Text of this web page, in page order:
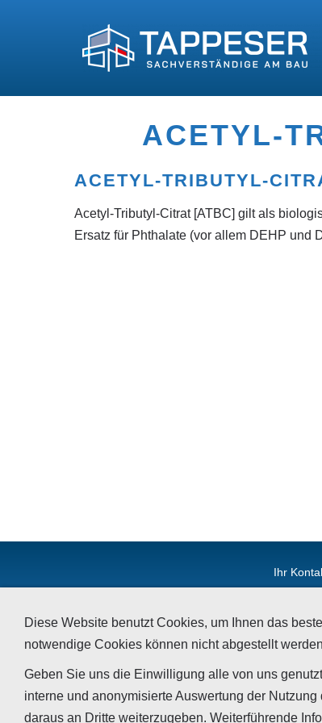
ACETYL-
ACETYL-TRIBUTYL-
Acetyl-Tributyl-Citrat [ATBC] gilt als
Ersatz für Phthalate (vor allem DEHP und
Ihr
Diese Website benutzt Cookies, um Ihnen das
notwendige Cookies können nicht abgestellt
Geben Sie uns die Einwilligung alle von uns
interne und anonymisierte Auswertung der
daraus an Dritte weiterzugeben. Weiterführende